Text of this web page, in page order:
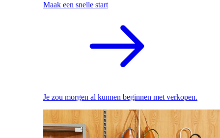
Maak een snelle start
Je zou morgen al kunnen beginnen met verkopen.